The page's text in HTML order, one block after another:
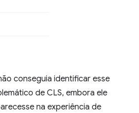
conseguia identificar esse
de CLS, embora ele
na experiência de